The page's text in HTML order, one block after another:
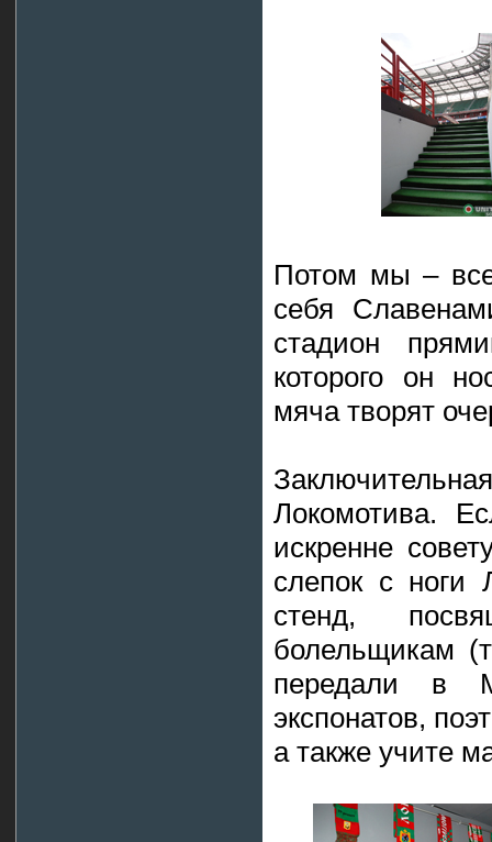
Потом мы –
себя
стадион
которого он
мяча творят
Локомотива.
искренне
слепок с ноги
стенд,
болельщикам
передали в
экспонатов,
а также учите